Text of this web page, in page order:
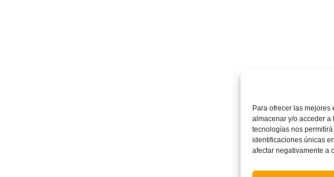
Para ofrecer las
almacenar y/o acceder
tecnologías nos
identificaciones únicas
afectar negativamente a